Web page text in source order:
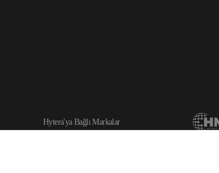
Hytera'ya Bağlı Markalar